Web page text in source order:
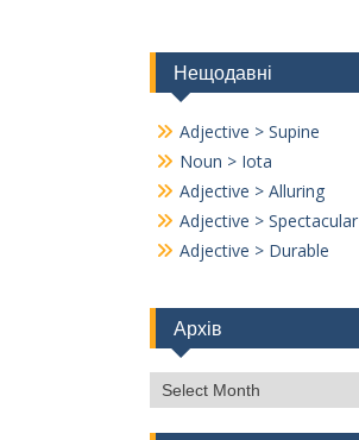
Нещодавні
Adjective > Supine
Noun > Iota
Adjective > Alluring
Adjective > Spectacular
Adjective > Durable
Архів
Архів